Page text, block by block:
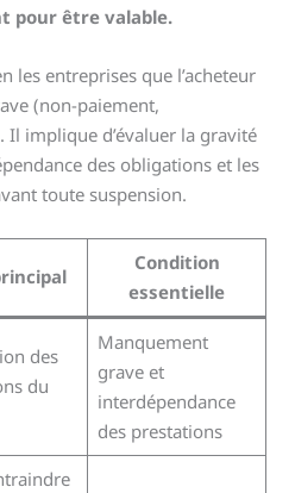
pour être valable.
les entreprises que l’acheteur
(non-paiement,
implique d’évaluer la gravité
des obligations et les
toute suspension.
Condition
essentielle
des
du
Manquement
grave et
interdépendance
des prestations